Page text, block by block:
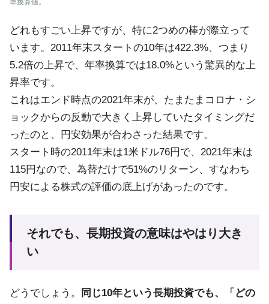
率換算値。
どれもすごい上昇ですが、特に2つめの棒が際立って
います。2011年末スタートの10年は422.3%、つまり
5.2倍の上昇で、年率換算では18.0%という驚異的な上
昇率です。
これはエンド時点の2021年末が、たまたまコロナ・シ
ョックからの反動で大きく上昇していたタイミングだ
ったのと、円安効果が合わさった結果です。
スタート時の2011年末は1米ドル76円で、2021年末は
115円なので、為替だけで51%のリターン、すなわち
円安による株式の評価の底上げがあったのです。
それでも、長期投資の意味はやはり大き
い
どうでしょう。
同じ10年という長期投資でも、「どの